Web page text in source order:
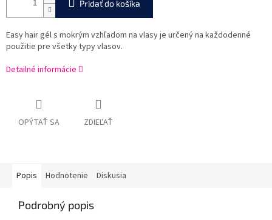
Pridať do košíka
Easy hair gél s mokrým vzhľadom na vlasy je určený na každodenné
použitie pre všetky typy vlasov.
Detailné informácie
OPÝTAŤ SA ZDIEĽAŤ
Popis Hodnotenie Diskusia
Podrobný popis